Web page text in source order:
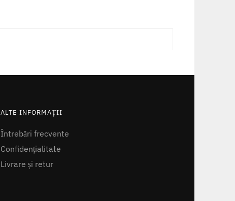
ALTE INFORMAȚII
Întrebări frecvente
Confidențialitate
Livrare și retur